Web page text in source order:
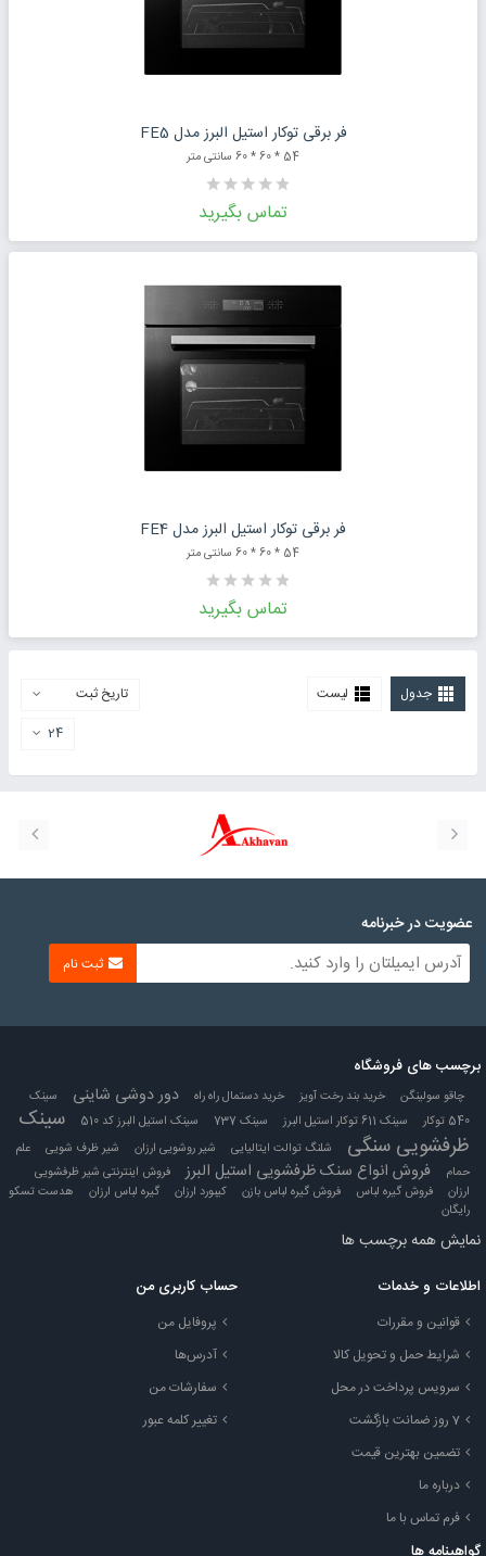
درخواست قیمت محصولفر برقی توکار استیل البرز مدل FE5
54 * 60 * 60 سانتی متر
تماس بگیرید
درخواست قیمت محصولفر برقی توکار استیل البرز مدل FE4
54 * 60 * 60 سانتی متر
تماس بگیرید
جدول لیست
تاریخ ثبت
24
عضویت در خبرنامه
ثبت نام
برچسب های فروشگاه
چاقو سولینگن خرید بند رخت آویز خرید دستمال راه راه دور دوشی شاینی
سینک
540 توکار
سینک 611 توکار استیل البرز سینک 737 سینک استیل البرز کد 510
سینک
ظرفشویی سنگی
شلنگ توالت ایتالیایی شیر روشویی ارزان شیر ظرف شویی
علم
حمام
فروش انواع سنک ظرفشویی استیل البرز
فروش اینترنتی شیر ظرفشویی
ارزان
فروش گیره لباس فروش گیره لباس بازن کیبورد ارزان گیره لباس ارزان
هدست تسکو
رایگان
نمایش همه برچسب ها
اطلاعات و خدمات
قوانین و مقررات
شرایط حمل و تحویل کالا
سرویس پرداخت در محل
7 روز ضمانت بازگشت
تضمین بهترین قیمت
درباره ما
فرم تماس با ما
حساب کاربری من
پروفایل من
آدرس‌ها
سفارشات من
تغییر کلمه عبور